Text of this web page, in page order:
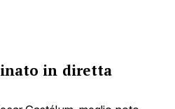
in diretta